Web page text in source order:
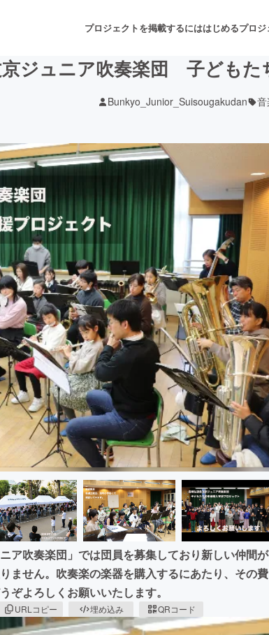
プロジェクトを掲載するにははじめるプロ
音楽 舞
フ
書籍・雑誌出版 ア
チャレンジ ビ
CAMPFIRE for Social Good
CAMPFIREふるさと納税machi-yaコ
ジュニア吹奏楽団 子どもた
Bunkyo_Junior_Suisougakudan 音
ア吹奏楽団」では団員を募集しており新しい仲間が
ません。吹奏楽の楽器を購入するにあたり、その費
ぞよろしくお願いいたします。
URLコピー 埋め込み QRコード